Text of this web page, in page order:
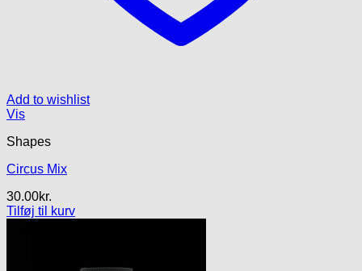
Add to wishlist
Vis
Shapes
Circus Mix
30.00kr.
Tilføj til kurv